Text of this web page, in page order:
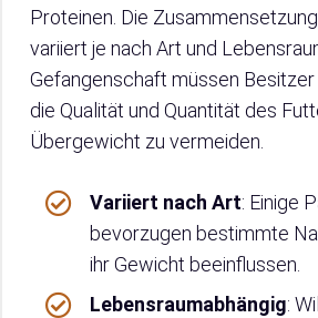
Proteinen. Die
variiert je nach Art und
Gefangenschaft müssen
die Qualität und Quantität des
Übergewicht zu vermeiden.
Variiert nach Art: Einige
bevorzugen bestimmte
ihr Gewicht beeinflussen.
Lebensraumabhängig: